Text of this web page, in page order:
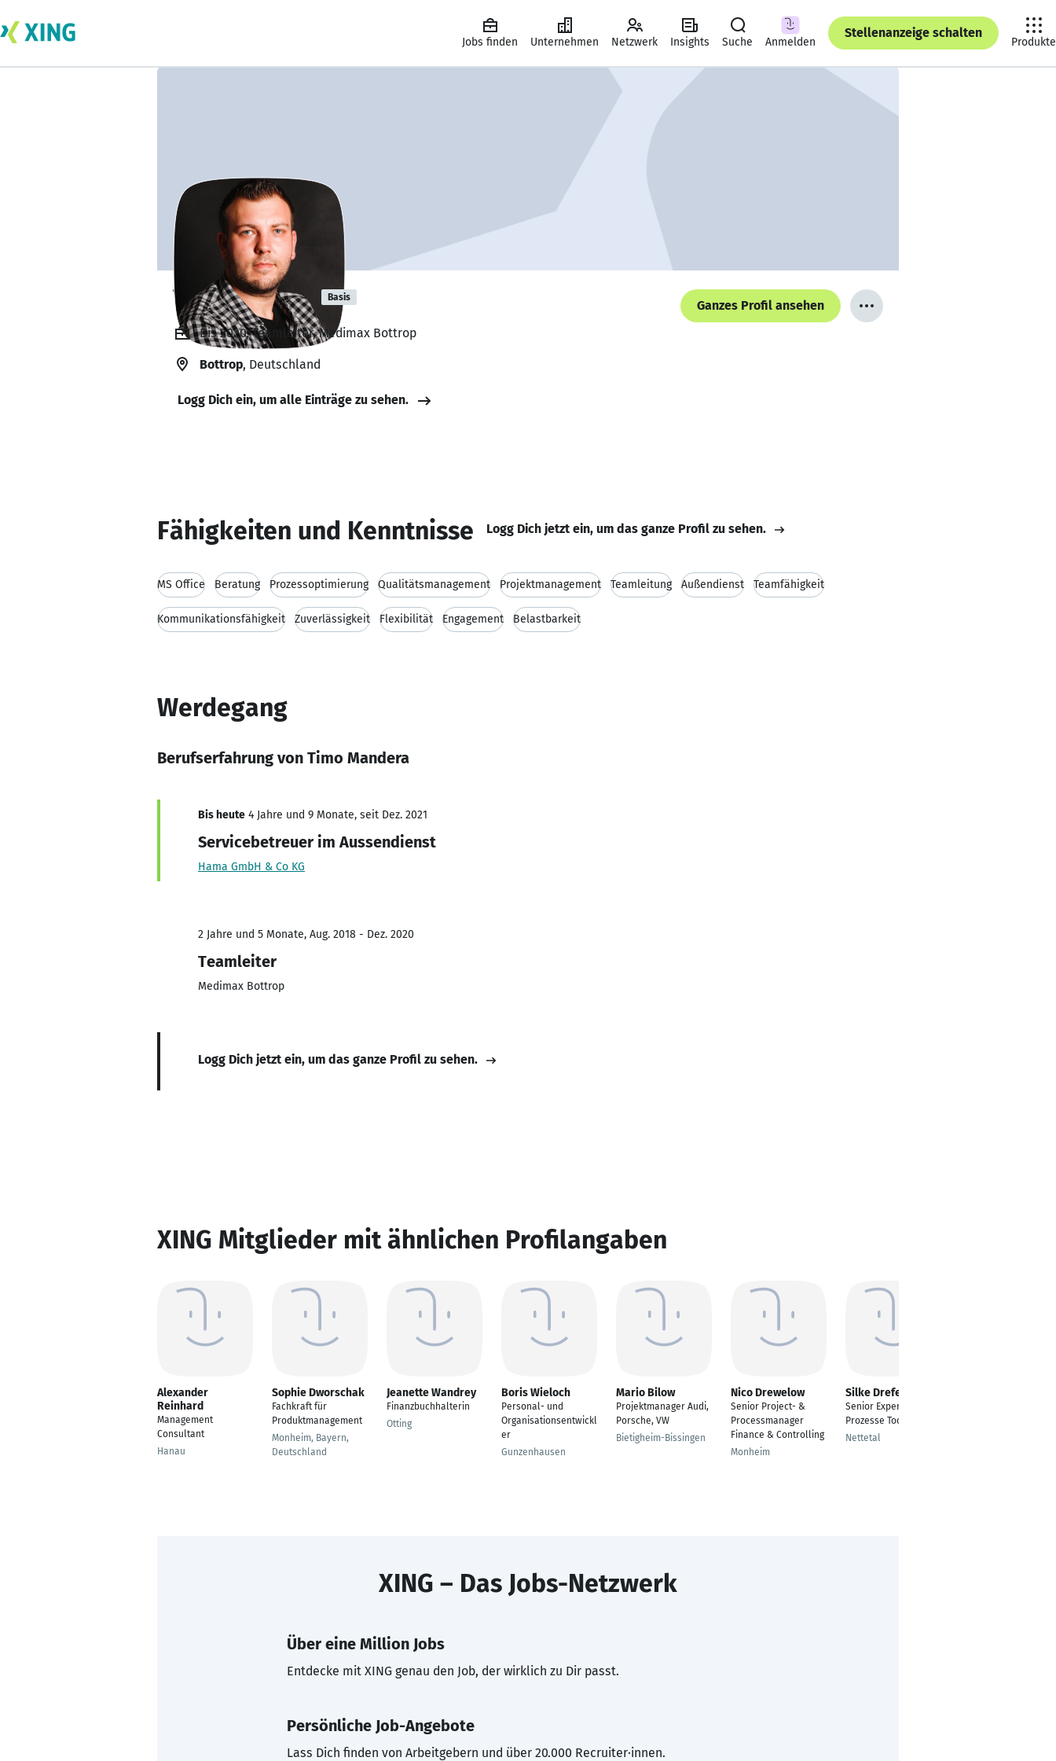
Jobs finden Unternehmen Netzwerk Insights Suche Anmelden
Stellenanzeige schalten
Produkte
Timo Mandera Basis
Ganzes Profil ansehen
Bis 2020, Teamleiter, Medimax Bottrop
Bottrop, Deutschland
Logg Dich ein, um alle Einträge zu sehen.
Fähigkeiten und Kenntnisse Logg Dich jetzt ein, um das ganze Profil zu sehen.
MS Office Beratung Prozessoptimierung Qualitätsmanagement Projektmanagement Teamleitung Außendienst Teamfähigkeit
Kommunikationsfähigkeit Zuverlässigkeit Flexibilität Engagement Belastbarkeit
Werdegang
Berufserfahrung von Timo Mandera
Bis heute 4 Jahre und 9 Monate, seit Dez. 2021
Servicebetreuer im Aussendienst
Hama GmbH & Co KG
2 Jahre und 5 Monate, Aug. 2018 - Dez. 2020
Teamleiter
Medimax Bottrop
Logg Dich jetzt ein, um das ganze Profil zu sehen.
XING Mitglieder mit ähnlichen Profilangaben
Alexander
Reinhard
Management
Consultant
Hanau
Sophie Dworschak
Fachkraft für
Produktmanagement
Monheim, Bayern,
Deutschland
Jeanette Wandrey
Finanzbuchhalterin
Otting
Boris Wieloch
Personal- und
Organisationsentwickl
er
Gunzenhausen
Mario Bilow
Projektmanager Audi,
Porsche, VW
Bietigheim-Bissingen
Nico Drewelow
Senior Project- &
Processmanager
Finance & Controlling
Monheim
Silke Drefenstedt
Senior Expert
Prozesse Tools
Nettetal
XING – Das Jobs-Netzwerk
Über eine Million Jobs
Entdecke mit XING genau den Job, der wirklich zu Dir passt.
Persönliche Job-Angebote
Lass Dich finden von Arbeitgebern und über 20.000 Recruiter·innen.